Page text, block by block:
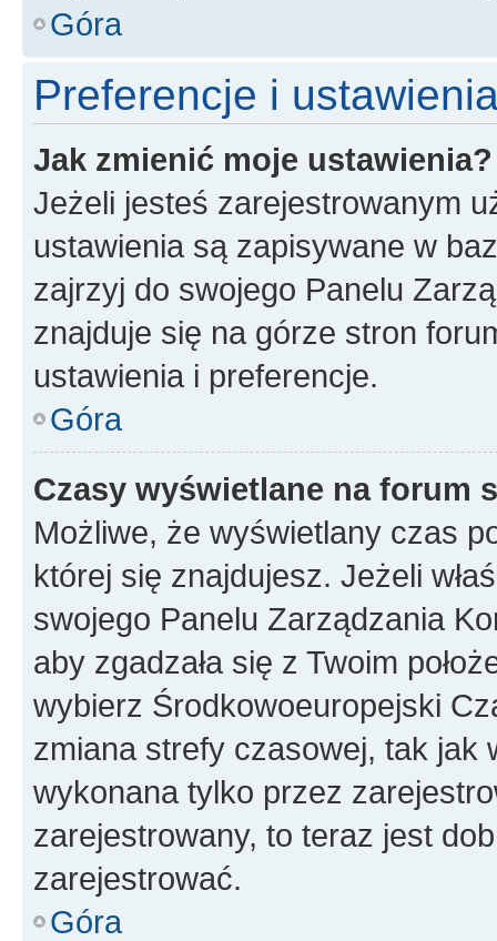
Góra
Preferencje i
Jak zmienić moje ustawienia?
Jeżeli jesteś zarejestrowanym
ustawienia są zapisywane w
zajrzyj do swojego Panelu
znajduje się na górze stron
ustawienia i preferencje.
Góra
Czasy wyświetlane na forum
Możliwe, że wyświetlany czas
której się znajdujesz. Jeżeli
swojego Panelu Zarządzania
aby zgadzała się z Twoim
wybierz Środkowoeuropejski
zmiana strefy czasowej, tak jak
wykonana tylko przez
zarejestrowany, to teraz jest
zarejestrować.
Góra